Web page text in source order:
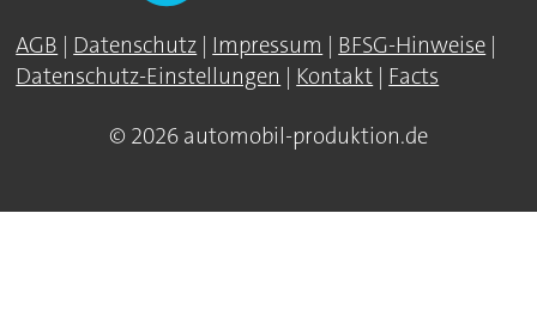
AGB | Datenschutz | Impressum | BFSG-Hinweise |
Datenschutz-Einstellungen | Kontakt | Facts
© 2026 automobil-produktion.de